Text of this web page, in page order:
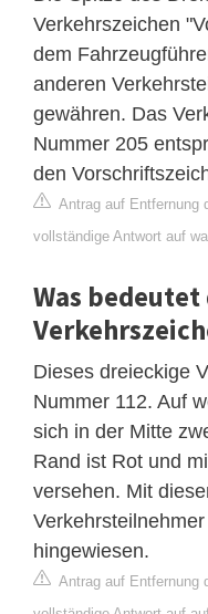
Verkehrszeichen
dem
anderen
gewähren. Das
Nummer 205
den
Antrag auf Entfernung
vollständige Antwort auf
Was
Dieses dreieckige
Nummer 112. Auf
sich in der Mitte
Rand ist Rot und
versehen. Mit
hingewiesen.
Antrag auf Entfernung